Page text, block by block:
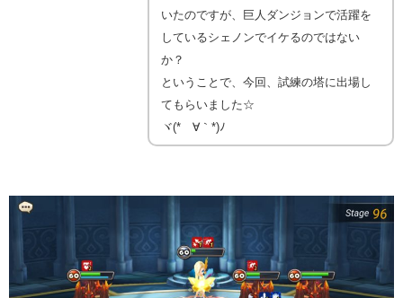
いたのですが、巨人ダンジョンで活躍を
しているシェノンでイケるのではない
か？
ということで、今回、試練の塔に出場し
てもらいました☆
ヾ(*´∀｀*)ﾉ